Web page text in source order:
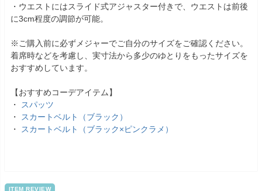
・ウエストにはスライド式アジャスター付きで、ウエストは前後
に3cm程度の調節が可能。
※ご購入前に必ずメジャーでご自分のサイズをご確認ください。
着席時などを考慮し、実寸法から多少のゆとりをもったサイズを
おすすめしています。
【おすすめコーデアイテム】
・
スパッツ
・
スカートベルト（ブラック）
・
スカートベルト（ブラック×ピンクラメ）